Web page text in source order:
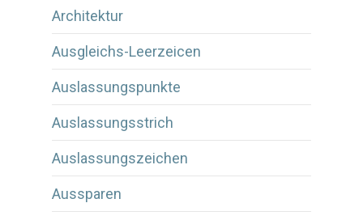
Architektur
Ausgleichs-Leerzeicen
Auslassungspunkte
Auslassungsstrich
Auslassungszeichen
Aussparen